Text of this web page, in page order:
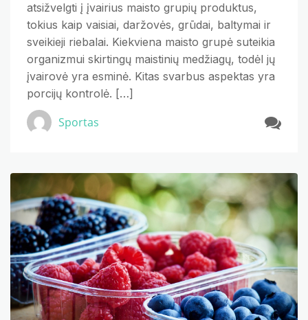
atsižvelgti į įvairius maisto grupių produktus,
tokius kaip vaisiai, daržovės, grūdai, baltymai ir
sveikieji riebalai. Kiekviena maisto grupė suteikia
organizmui skirtingų maistinių medžiagų, todėl jų
įvairovė yra esminė. Kitas svarbus aspektas yra
porcijų kontrolė. […]
Sportas